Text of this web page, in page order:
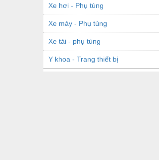
Xe hơi - Phụ tùng
Xe máy - Phụ tùng
Xe tải - phụ tùng
Y khoa - Trang thiết bị